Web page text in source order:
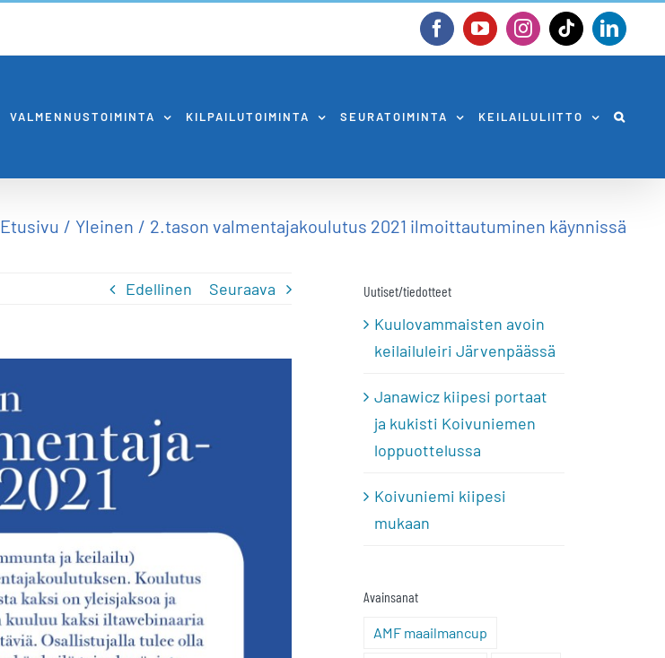
FacebookYouTubeInstagram
Tiktok
VALMENNUSTOIMINTA KILPAILUTOIMINTA SEURATOIMINTA KEILAILULIITTO
Etusivu Yleinen 2.tason valmentajakoulutus 2021 ilmoittautuminen käynnissä
Edellinen Seuraava Uutiset/tiedotteet
Kuulovammaisten avoin
keilailuleiri Järvenpäässä
Janawicz kiipesi portaat
ja kukisti Koivuniemen
loppuottelussa
Koivuniemi kiipesi
mukaan
Avainsanat
AMF maailmancup